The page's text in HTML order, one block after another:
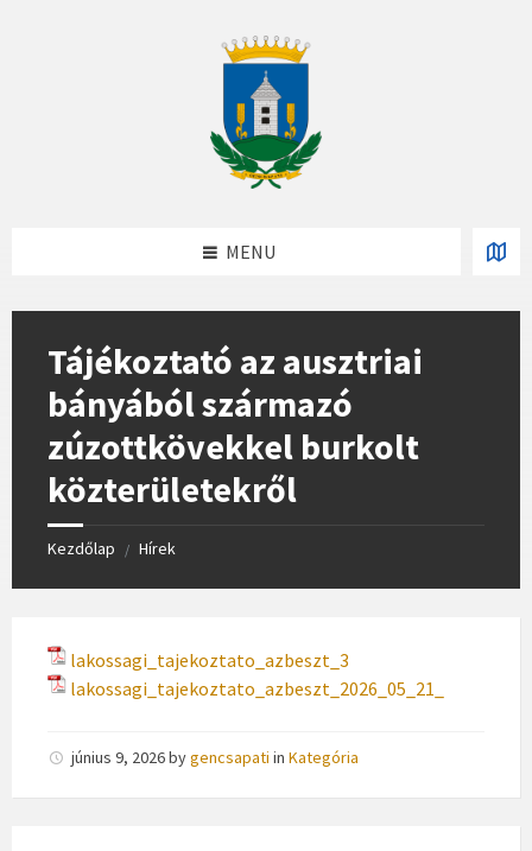
MENU
Tájékoztató az ausztriai
bányából származó
zúzottkövekkel burkolt
közterületekről
Kezdőlap / Hírek
lakossagi_tajekoztato_azbeszt_3
lakossagi_tajekoztato_azbeszt_2026_05_21_
június 9, 2026bygencsapati in Kategória